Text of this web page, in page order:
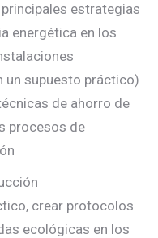
estrategias
energética en los
un supuesto práctico)
de ahorro de
procesos de
crear protocolos
ecológicas en los